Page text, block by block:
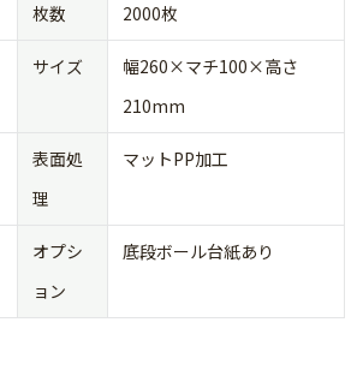
枚数 2000枚
サイズ
幅260×マチ100×高さ
210mm
表面処
理
マットPP加工
オプシ
ョン
底段ボール台紙あり